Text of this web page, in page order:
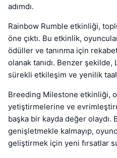
adımdı.
Rainbow Rumble etkinliği,
öne çıktı. Bu etkinlik,
ödüller ve tanınma için
olanak tanıdı. Benzer
sürekli etkileşim ve yenilik
Breeding Milestone etkinliği,
yetiştirmelerine ve
başka bir kayda değer
genişletmekle kalmayıp,
geliştirmek için yeni fırsatlar